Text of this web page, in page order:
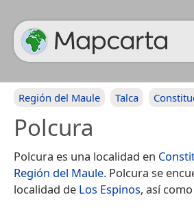
Región del Maule Talca
Polcura
Polcura es una localidad en
Región del Maule. Polcura se
localidad de Los Espinos, así